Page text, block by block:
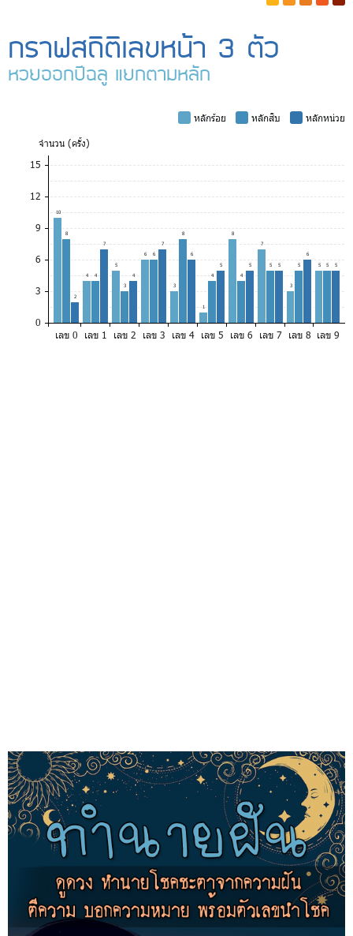
กราฟสถิติเลขหน้า 3 ตัว
หวยออกปีฉลู แยกตามหลัก
หลักร้อย หลักสิบ
หลักหน่วย
จำนวน (ครั้ง)
15
12
9
6
3
0
10
8
2
4 4
7
5
3
4
6 6
7
3
8
6
1
4
5
8
4
5
7
5 5
3
5
6
5
5 5
เลข 0 เลข 1 เลข 2 เลข 3 เลข 4 เลข 5 เลข 6 เลข 7 เลข 8 เลข 9